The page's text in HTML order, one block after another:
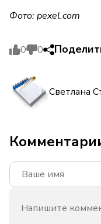
Фото: pexel.com
0 0
Светлана